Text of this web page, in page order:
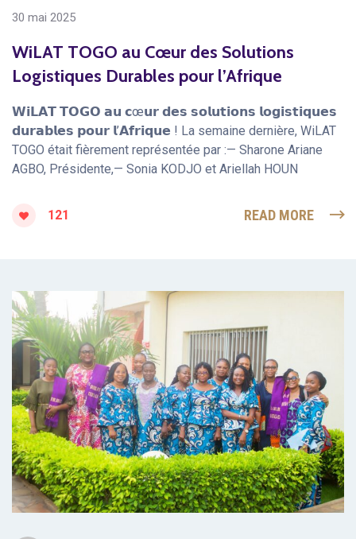
30 mai 2025
WiLAT TOGO au Cœur des Solutions
Logistiques Durables pour l’Afrique
𝗪𝗶𝗟𝗔𝗧 𝗧𝗢𝗚𝗢 𝗮𝘂 𝗰œ𝘂𝗿 𝗱𝗲𝘀 𝘀𝗼𝗹𝘂𝘁𝗶𝗼𝗻𝘀 𝗹𝗼𝗴𝗶𝘀𝘁𝗶𝗾𝘂𝗲𝘀
𝗱𝘂𝗿𝗮𝗯𝗹𝗲𝘀 𝗽𝗼𝘂𝗿 𝗹’𝗔𝗳𝗿𝗶𝗾𝘂𝗲 ! La semaine dernière, WiLAT
TOGO était fièrement représentée par :— Sharone Ariane
AGBO, Présidente,— Sonia KODJO et Ariellah HOUN
121 READ MORE